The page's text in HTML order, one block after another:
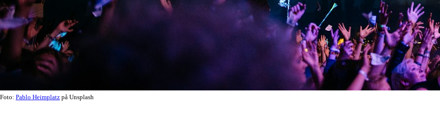
Foto: Pablo Heimplatz på Unsplash